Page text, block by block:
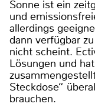
Sonne ist ein
und
allerdings
dann verfügbar
nicht scheint.
Lösungen und
Steckdose“
brauchen.